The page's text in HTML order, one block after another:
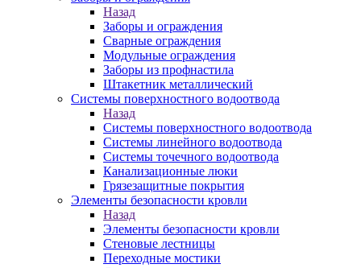
Назад
Заборы и ограждения
Сварные ограждения
Модульные ограждения
Заборы из профнастила
Штакетник металлический
Системы поверхностного водоотвода
Назад
Системы поверхностного водоотвода
Системы линейного водоотвода
Системы точечного водоотвода
Канализационные люки
Грязезащитные покрытия
Элементы безопасности кровли
Назад
Элементы безопасности кровли
Стеновые лестницы
Переходные мостики